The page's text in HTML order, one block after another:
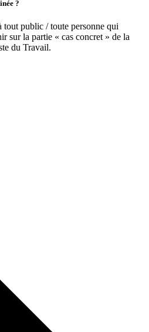
?
tout public / toute personne qui
sur la partie « cas concret » de la
du Travail.